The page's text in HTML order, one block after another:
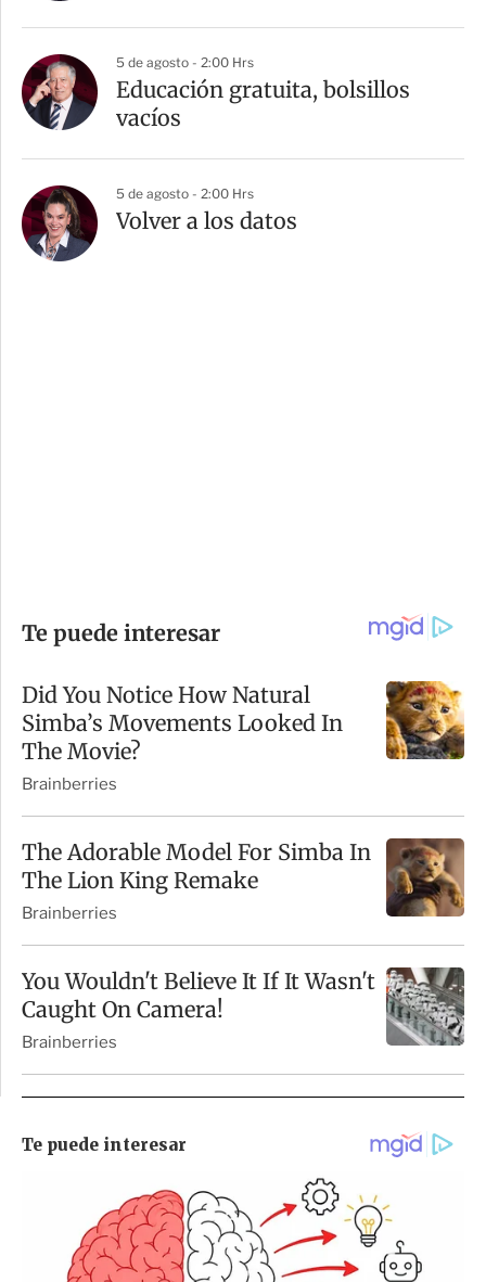
5 de agosto - 2:00 Hrs
Educación gratuita, bolsillos
vacíos
5 de agosto - 2:00 Hrs
Volver a los datos